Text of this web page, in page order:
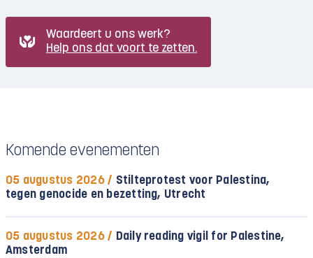
Waardeert u ons werk?
Help ons dat voort te zetten.
Komende evenementen
05 augustus 2026 / Stilteprotest voor Palestina,
tegen genocide en bezetting, Utrecht
05 augustus 2026 / Daily reading vigil for Palestine,
Amsterdam